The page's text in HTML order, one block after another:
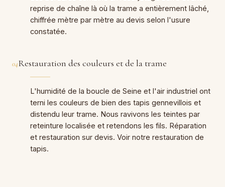
reprise de chaîne là où la trame a entièrement lâché,
chiffrée mètre par mètre au devis selon l'usure
constatée.
04Restauration des couleurs et de la trame
L'humidité de la boucle de Seine et l'air industriel ont
terni les couleurs de bien des tapis gennevillois et
distendu leur trame. Nous ravivons les teintes par
reteinture localisée et retendons les fils. Réparation
et restauration sur devis. Voir notre restauration de
tapis.